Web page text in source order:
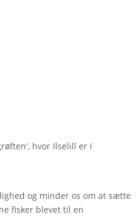
hvor Ilselill er i
og minder os om at sætte
fisker blevet til en